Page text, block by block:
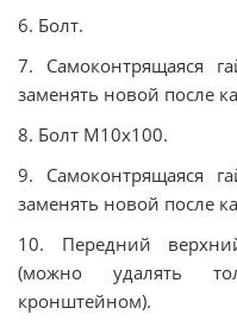
6. Болт.
7. Самоконтрящаяся
заменять новой после
8. Болт М10х100.
9. Самоконтрящаяся
заменять новой после
10. Передний
(можно удалять
кронштейном).